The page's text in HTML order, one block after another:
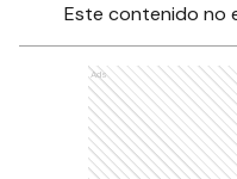
Este contenido no
Ads